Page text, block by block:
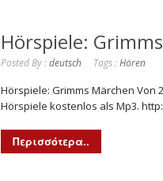
Hörspiele:
Posted By :deutsch Tags :Hören
Hörspiele: Grimms Märchen Von
Hörspiele kostenlos als Mp3.
Περισσότερα..